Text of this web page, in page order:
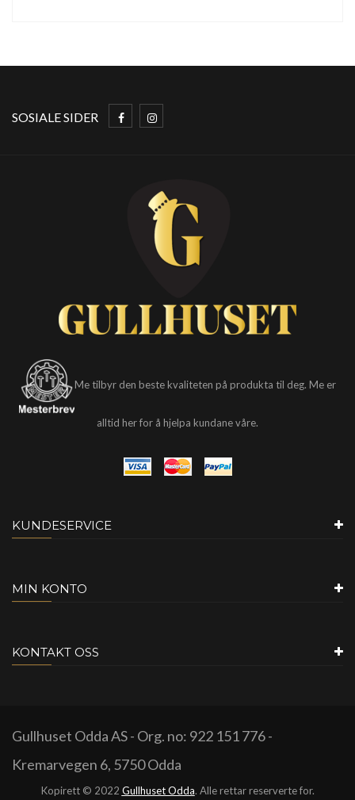
SOSIALE SIDER
Me tilbyr den beste kvaliteten på produkta til deg. Me er
alltid her for å hjelpa kundane våre.
KUNDESERVICE
MIN KONTO
KONTAKT OSS
Gullhuset Odda AS - Org. no: 922 151 776 -
Kremarvegen 6, 5750 Odda
Kopirett © 2022 Gullhuset Odda. Alle rettar reserverte for.